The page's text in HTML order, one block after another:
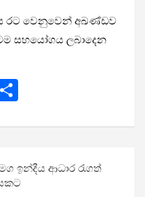
රට වෙනුවෙන් අඛණ්ඩව
සහයෝගය ලබාදෙන
ar
ඉන්දීය ආධාර රැගත්